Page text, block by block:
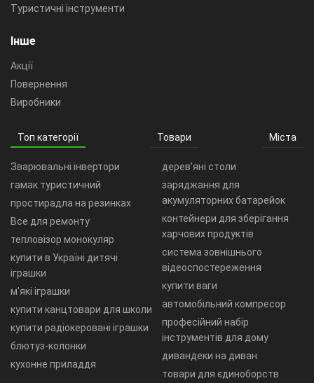
Туристичні інструменти
Інше
Акції
Повернення
Виробники
Топ категорії Товари Міста
Зварювальні інвертори
гамак туристичний
простирадла на резинках
Все для ремонту
тепловізор монокуляр
купити в Україні дитячі
іграшки
м'які іграшки
купити канцтовари для школи
купити радіокеровані іграшки
блютуз-колонки
кухонне приладдя
дерев’яні столи
заряджання для
акумуляторних батарейок
контейнери для зберігання
харчових продуктів
система зовнішнього
відеоспостереження
купити ваги
автомобільний компресор
професійний набір
інструментів для дому
дивандеки на диван
товари для єдиноборств